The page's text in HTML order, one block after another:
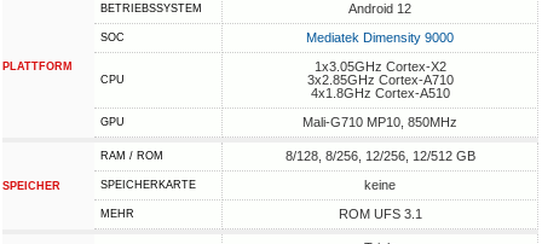
PLATTFORM
BETRIEBSSYSTEM Android 12
SOC Mediatek Dimensity 9000
CPU
1x3.05GHz Cortex-X2
3x2.85GHz Cortex-A710
4x1.8GHz Cortex-A510
GPU Mali-G710 MP10, 850MHz
SPEICHER
RAM / ROM 8/128, 8/256, 12/256, 12/512 GB
SPEICHERKARTE keine
MEHR ROM UFS 3.1